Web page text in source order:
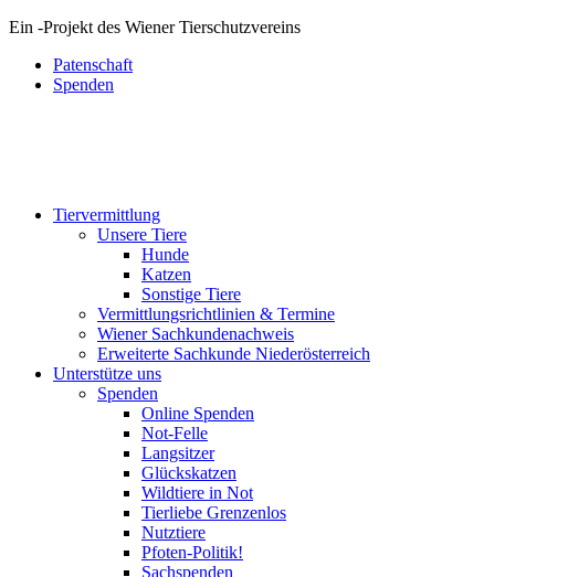
Ein -Projekt des Wiener Tierschutzvereins
Patenschaft
Spenden
Tiervermittlung
Unsere Tiere
Hunde
Katzen
Sonstige Tiere
Vermittlungsrichtlinien & Termine
Wiener Sachkundenachweis
Erweiterte Sachkunde Niederösterreich
Unterstütze uns
Spenden
Online Spenden
Not-Felle
Langsitzer
Glückskatzen
Wildtiere in Not
Tierliebe Grenzenlos
Nutztiere
Pfoten-Politik!
Sachspenden